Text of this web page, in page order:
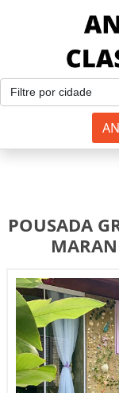
POUSADA